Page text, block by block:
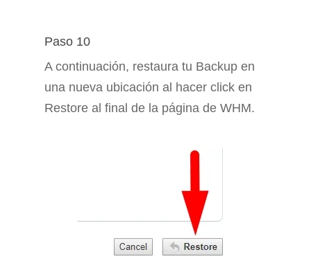
Paso 10
A continuación, restaura tu Backup en
una nueva ubicación al hacer click en
Restore al final de la página de WHM.